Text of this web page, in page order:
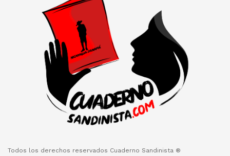
Todos los derechos reservados Cuaderno Sandinista ®